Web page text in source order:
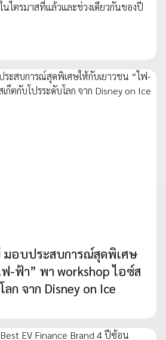
ในไตรมาสที่แล้วและช่วงเดียวกันของปี
มอบประสบการณ์สุดพิเศษ
-ฟ้า” พา workshop ไอซ์ส
ก จาก Disney on Ice